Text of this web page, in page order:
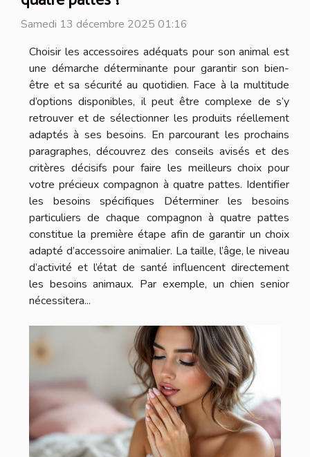
Samedi 13 décembre 2025 01:16
Choisir les accessoires adéquats pour son animal est
une démarche déterminante pour garantir son bien-
être et sa sécurité au quotidien. Face à la multitude
d’options disponibles, il peut être complexe de s’y
retrouver et de sélectionner les produits réellement
adaptés à ses besoins. En parcourant les prochains
paragraphes, découvrez des conseils avisés et des
critères décisifs pour faire les meilleurs choix pour
votre précieux compagnon à quatre pattes. Identifier
les besoins spécifiques Déterminer les besoins
particuliers de chaque compagnon à quatre pattes
constitue la première étape afin de garantir un choix
adapté d’accessoire animalier. La taille, l’âge, le niveau
d’activité et l’état de santé influencent directement
les besoins animaux. Par exemple, un chien senior
nécessitera...